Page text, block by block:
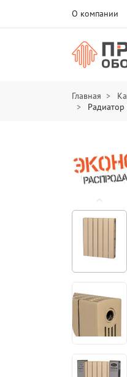
О компании
Главная